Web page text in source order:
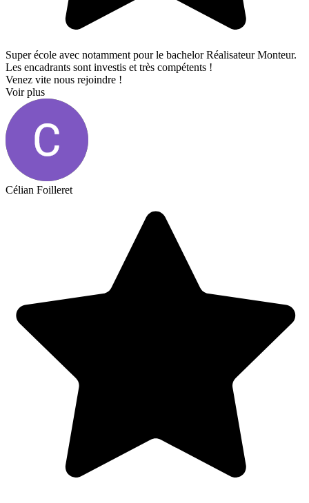
Super école avec notamment pour le bachelor Réalisateur Monteur.
Les encadrants sont investis et très compétents !
Venez vite nous rejoindre !
Voir plus
Célian Foilleret